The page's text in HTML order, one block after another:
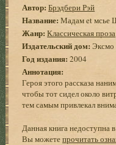
Автор: Брэдбери Рэй
Название: Мадам et мсье
Жанр: Классическая проза
Издательский дом: Эксмо
Год издания: 2004
Аннотация:
Героя этого рассказа
чтобы тот сидел около
тем самым привлекал
Данная книга недоступна
Вы можетепрочитать